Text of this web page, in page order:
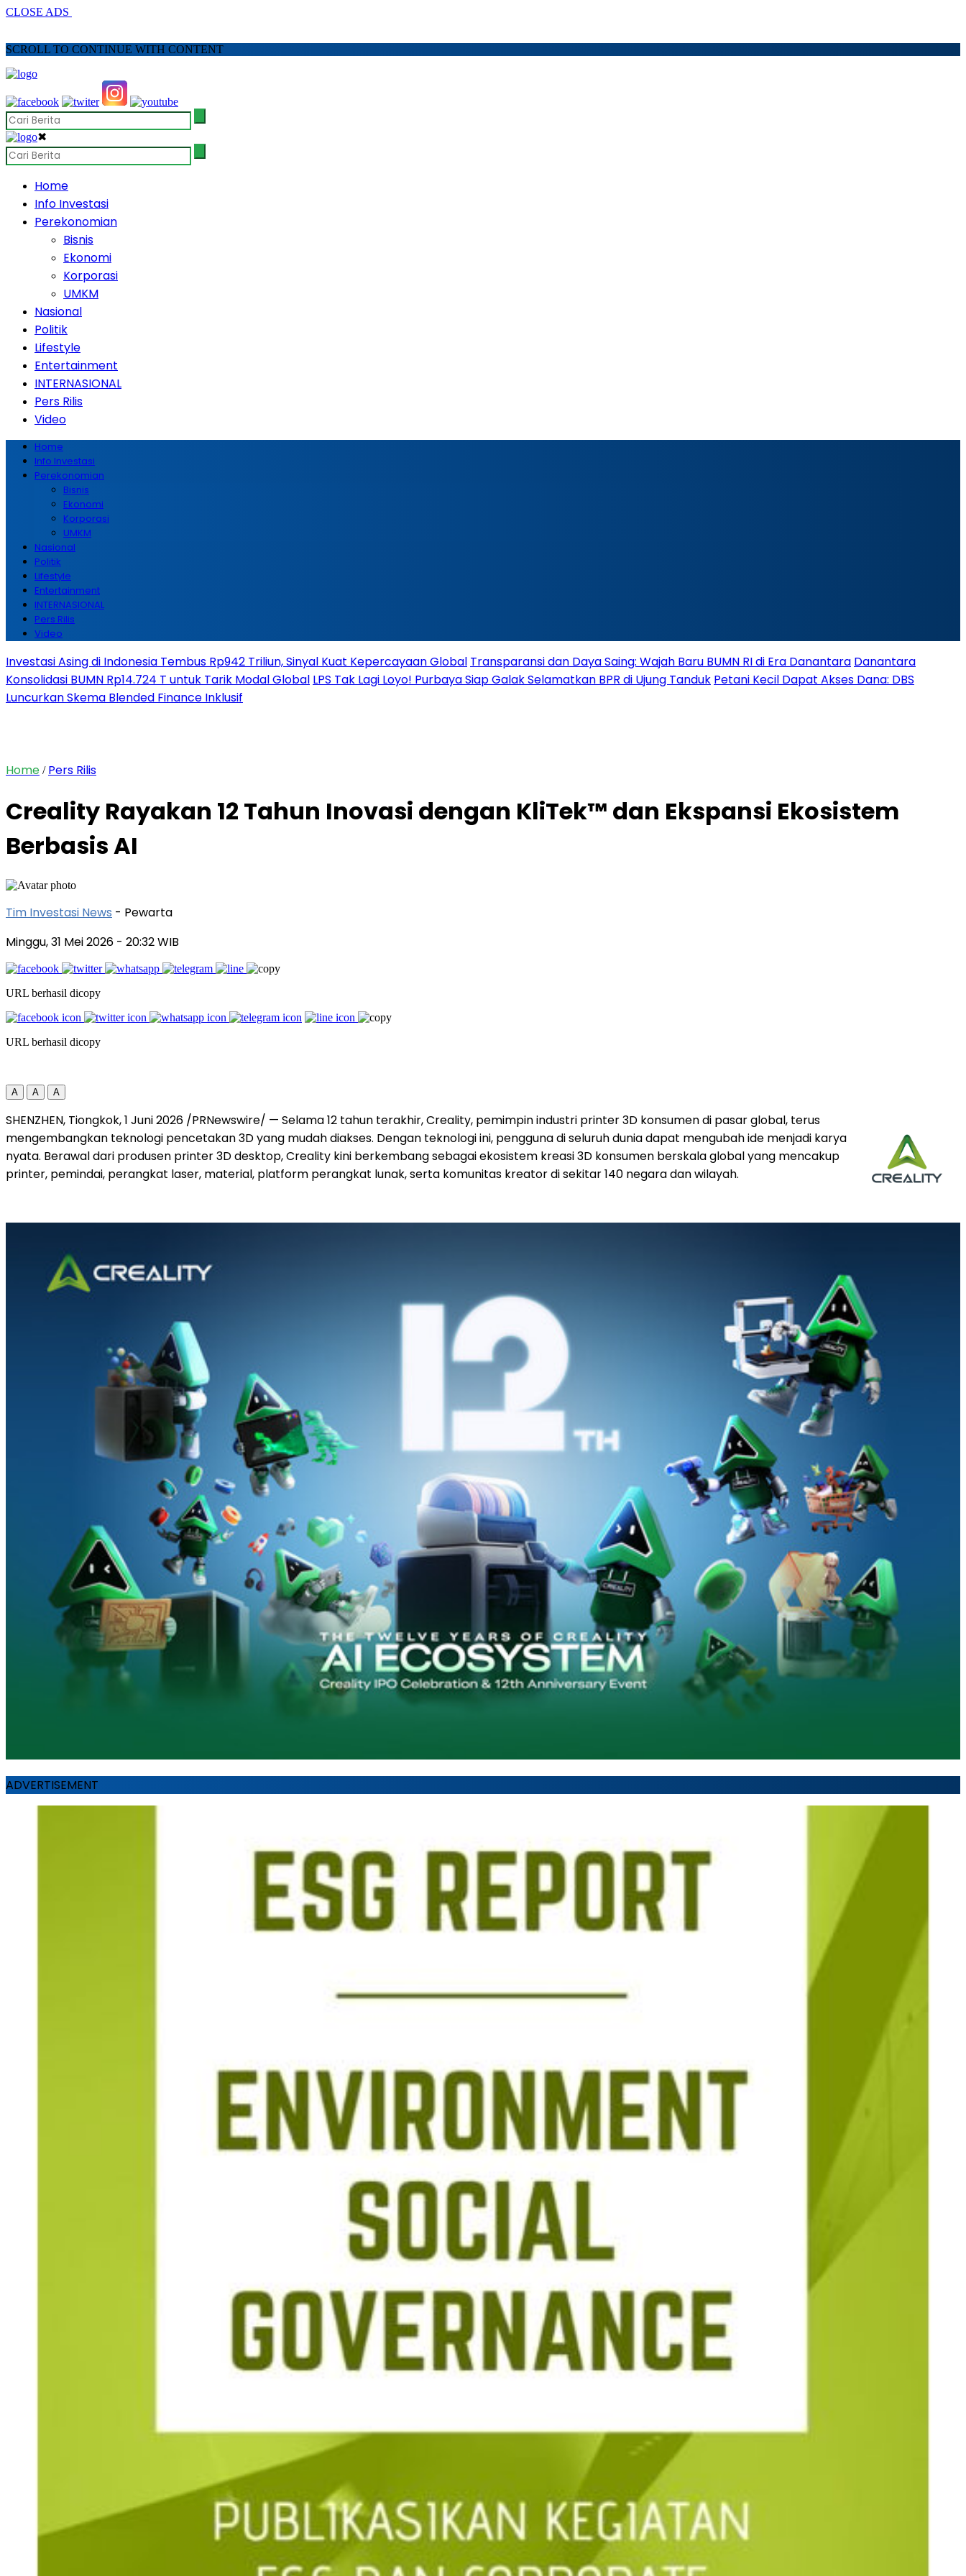
CLOSE ADS
SCROLL TO CONTINUE WITH CONTENT
✖
Home
Info Investasi
Perekonomian
Bisnis
Ekonomi
Korporasi
UMKM
Nasional
Politik
Lifestyle
Entertainment
INTERNASIONAL
Pers Rilis
Video
Home
Info Investasi
Perekonomian
Bisnis
Ekonomi
Korporasi
UMKM
Nasional
Politik
Lifestyle
Entertainment
INTERNASIONAL
Pers Rilis
Video
Investasi Asing di Indonesia Tembus Rp942 Triliun, Sinyal Kuat Kepercayaan Global Transparansi dan Daya Saing: Wajah Baru BUMN RI di Era Danantara Danantara
Konsolidasi BUMN Rp14.724 T untuk Tarik Modal Global LPS Tak Lagi Loyo! Purbaya Siap Galak Selamatkan BPR di Ujung Tanduk Petani Kecil Dapat Akses Dana: DBS
Luncurkan Skema Blended Finance Inklusif
Home / Pers Rilis
Creality Rayakan 12 Tahun Inovasi dengan KliTek™ dan Ekspansi Ekosistem
Berbasis AI
Tim Investasi News - Pewarta
Minggu, 31 Mei 2026 - 20:32 WIB
URL berhasil dicopy
URL berhasil dicopy
A A A
SHENZHEN, Tiongkok, 1 Juni 2026 /PRNewswire/ — Selama 12 tahun terakhir, Creality, pemimpin industri printer 3D konsumen di pasar global, terus
mengembangkan teknologi pencetakan 3D yang mudah diakses. Dengan teknologi ini, pengguna di seluruh dunia dapat mengubah ide menjadi karya
nyata. Berawal dari produsen printer 3D desktop, Creality kini berkembang sebagai ekosistem kreasi 3D konsumen berskala global yang mencakup
printer, pemindai, perangkat laser, material, platform perangkat lunak, serta komunitas kreator di sekitar 140 negara dan wilayah.
ADVERTISEMENT